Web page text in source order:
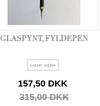
GLASPYNT, FYLDEPEN
one size
157,50 DKK
315,00 DKK